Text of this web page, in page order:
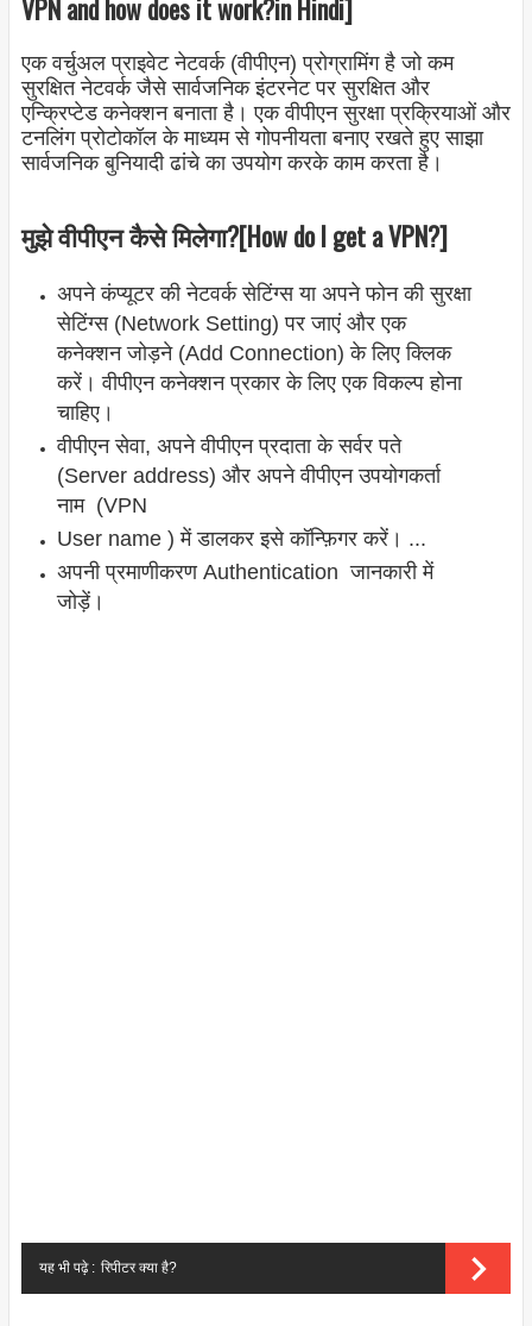
VPN and how does it work?in Hindi]
एक वर्चुअल प्राइवेट नेटवर्क (वीपीएन) प्रोग्रामिंग है जो कम
सुरक्षित नेटवर्क जैसे सार्वजनिक इंटरनेट पर सुरक्षित और
एन्क्रिप्टेड कनेक्शन बनाता है। एक वीपीएन सुरक्षा प्रक्रियाओं और
टनलिंग प्रोटोकॉल के माध्यम से गोपनीयता बनाए रखते हुए साझा
सार्वजनिक बुनियादी ढांचे का उपयोग करके काम करता है।
मुझे वीपीएन कैसे मिलेगा?[How do I get a VPN?]
अपने कंप्यूटर की नेटवर्क सेटिंग्स या अपने फोन की सुरक्षा
सेटिंग्स (Network Setting) पर जाएं और एक
कनेक्शन जोड़ने (Add Connection) के लिए क्लिक
करें। वीपीएन कनेक्शन प्रकार के लिए एक विकल्प होना
चाहिए।
वीपीएन सेवा, अपने वीपीएन प्रदाता के सर्वर पते
(Server address) और अपने वीपीएन उपयोगकर्ता
नाम (VPN
User name ) में डालकर इसे कॉन्फ़िगर करें। ...
अपनी प्रमाणीकरण Authentication जानकारी में
जोड़ें।
यह भी पढ़े : रिपीटर क्या है?